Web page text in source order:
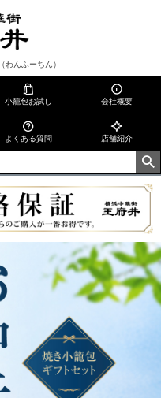
わんふーちん）
小籠包お試し 会社概要
よくある質問 店舗紹介